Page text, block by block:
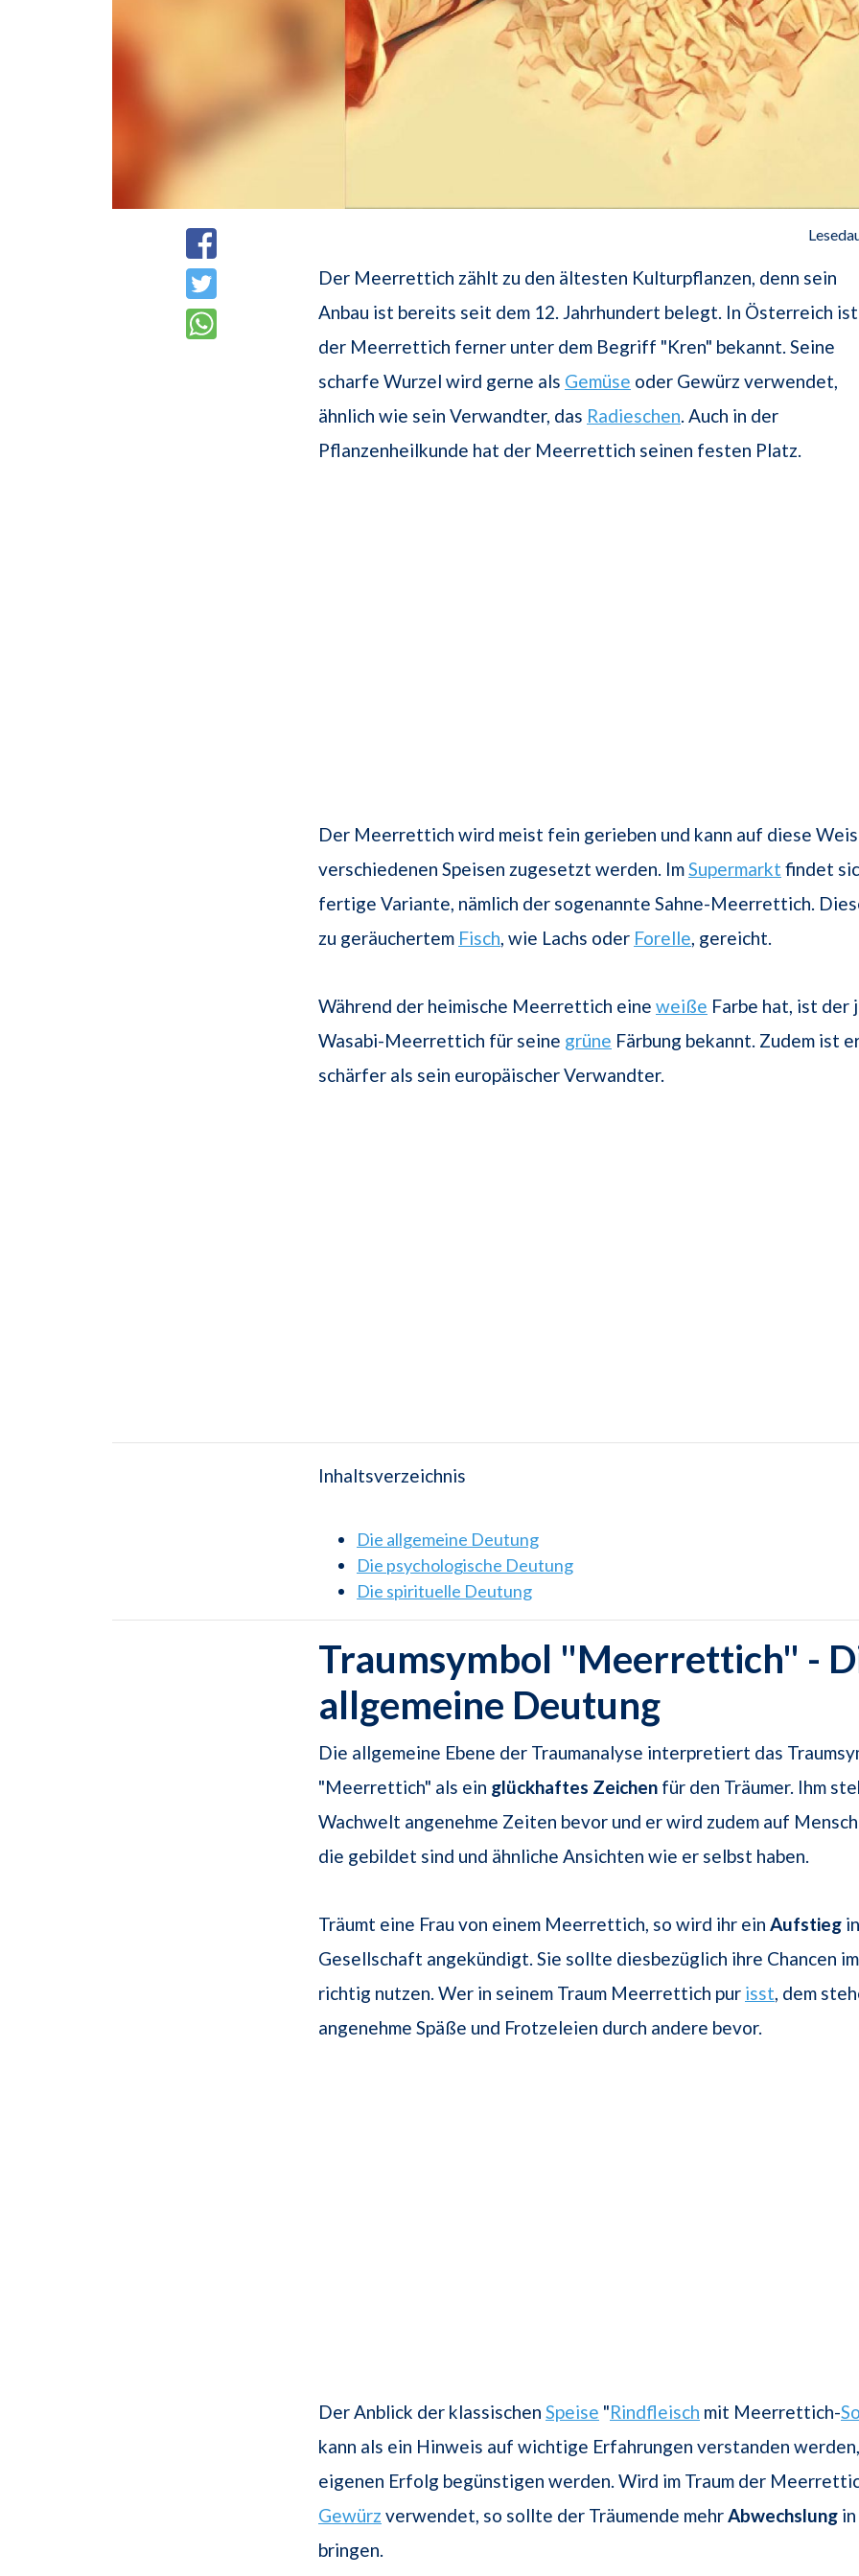
Der Meerrettich zählt zu den ältesten Kulturpflanzen, denn sein
Anbau ist bereits seit dem 12. Jahrhundert belegt. In Österreich ist
der Meerrettich ferner unter dem Begriff "Kren" bekannt. Seine
scharfe Wurzel wird gerne als Gemüse oder Gewürz verwendet,
ähnlich wie sein Verwandter, das Radieschen. Auch in der
Pflanzenheilkunde hat der Meerrettich seinen festen Platz.
Der Meerrettich wird meist fein gerieben und kann auf diese
verschiedenen Speisen zugesetzt werden. ImSupermarkt findet
fertige Variante, nämlich der sogenannte Sahne-Meerrettich.
zu geräuchertem Fisch, wie Lachs oder Forelle, gereicht.
Während der heimische Meerrettich eine weiße Farbe hat, ist der
Wasabi-Meerrettich für seine grüne Färbung bekannt. Zudem ist
schärfer als sein europäischer Verwandter.
Inhaltsverzeichnis
Die allgemeine Deutung
Die psychologische Deutung
Die spirituelle Deutung
Traumsymbol "Meerrettich" -
allgemeine Deutung
Die allgemeine Ebene der Traumanalyse interpretiert das
"Meerrettich" als ein glückhaftes Zeichen für den Träumer. Ihm
Wachwelt angenehme Zeiten bevor und er wird zudem auf
die gebildet sind und ähnliche Ansichten wie er selbst haben.
Träumt eine Frau von einem Meerrettich, so wird ihr ein Aufstieg
Gesellschaft angekündigt. Sie sollte diesbezüglich ihre Chancen
richtig nutzen. Wer in seinem Traum Meerrettich pur isst, dem
angenehme Späße und Frotzeleien durch andere bevor.
Der Anblick der klassischen Speise "Rindfleisch mit Meerrettich-
kann als ein Hinweis auf wichtige Erfahrungen verstanden
eigenen Erfolg begünstigen werden. Wird im Traum der
Gewürz verwendet, so sollte der Träumende mehrAbwechslung
bringen.